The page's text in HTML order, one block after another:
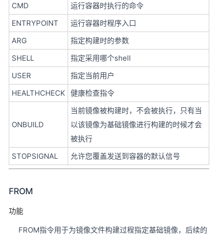
CMD
运行容器时执行的命令
ENTRYPOINT
运行容器时程序入口
ARG
指定构建时的参数
SHELL
指定采用哪个shell
USER
指定当前用户
HEALTHCHECK
健康检查指令
ONBUILD
当前镜像被构建时，不会被执行，只有当
以该镜像为基础镜像进行构建的时候才会
被执行
STOPSIGNAL
允许您覆盖发送到容器的默认信号
FROM
功能
FROM指令用于为镜像文件构建过程指定基础镜像，后续的